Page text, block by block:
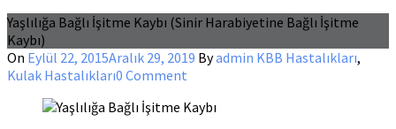
Yaşlılığa Bağlı İşitme Kaybı (Sinir Harabiyetine Bağlı İşitme
Kaybı)
On Eylül 22, 2015Aralık 29, 2019 Byadmin KBB Hastalıkları,
Kulak Hastalıkları0 Comment